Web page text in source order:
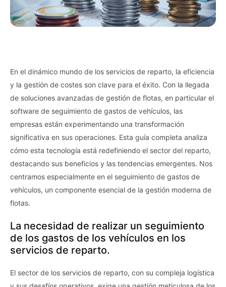
En el dinámico mundo de los servicios de reparto, la eficiencia
y la gestión de costes son clave para el éxito. Con la llegada
de soluciones avanzadas de gestión de flotas, en particular el
software de seguimiento de gastos de vehículos, las
empresas están experimentando una transformación
significativa en sus operaciones. Esta guía completa analiza
cómo esta tecnología está redefiniendo el sector del reparto,
destacando sus beneficios y las tendencias emergentes. Nos
centramos especialmente en el seguimiento de gastos de
vehículos, un componente esencial de la gestión moderna de
flotas.
La necesidad de realizar un seguimiento
de los gastos de los vehículos en los
servicios de reparto.
El sector de los servicios de reparto, con su compleja logística